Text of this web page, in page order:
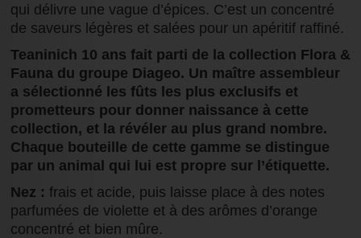
qui délivre une vague d’épices. C’est un concentré
de saveurs légères et salées pour un apéritif raffiné.
Teaninich 10 ans fait parti de la collection Flora &
Fauna du groupe Diageo. Un maître assembleur
a sélectionné les fûts les plus exclusifs et
prometteurs pour donner naissance à cette
collection, et la révéler au plus grand nombre.
Chaque bouteille de cette gamme se distingue
par un animal qui lui est propre sur l’étiquette.
Nez : frais et acide, puis laisse place à des notes
parfumées de violette et à des arômes d’orange
concentré et bien mûre.